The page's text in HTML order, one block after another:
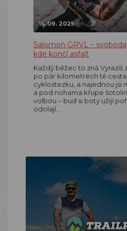
15. 09. 2025
Salomon GRVL –
kde končí asfalt
Každý běžec to zná Vyrazíš
po pár kilometrech tě
cyklostezku, a najednou jsi
a pod nohama křupe
volbou – buď si boty užijí
odolají…